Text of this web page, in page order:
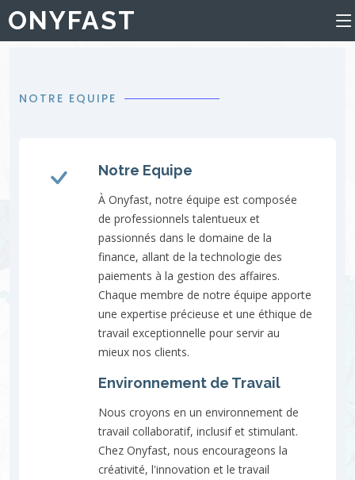
ONYFAST
NOTRE EQUIPE
Notre Equipe
À Onyfast, notre équipe est composée
de professionnels talentueux et
passionnés dans le domaine de la
finance, allant de la technologie des
paiements à la gestion des affaires.
Chaque membre de notre équipe apporte
une expertise précieuse et une éthique de
travail exceptionnelle pour servir au
mieux nos clients.
Environnement de Travail
Nous croyons en un environnement de
travail collaboratif, inclusif et stimulant.
Chez Onyfast, nous encourageons la
créativité, l'innovation et le travail